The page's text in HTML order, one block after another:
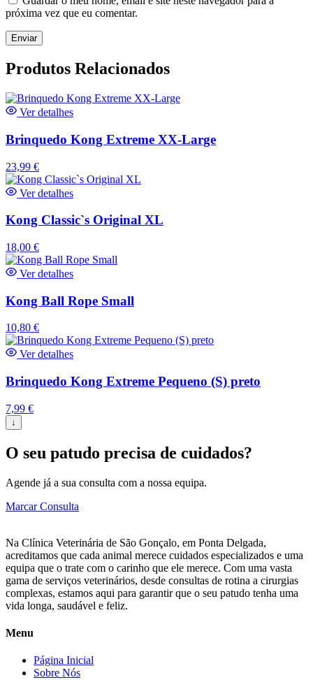
próxima vez que eu comentar.
Produtos Relacionados
Ver detalhes
Brinquedo Kong Extreme XX-Large
23,99 €
Ver detalhes
Kong Classic`s Original XL
18,00 €
Ver detalhes
Kong Ball Rope Small
10,80 €
Ver detalhes
Brinquedo Kong Extreme Pequeno (S) preto
7,99 €
↓
O seu patudo precisa de cuidados?
Agende já a sua consulta com a nossa equipa.
Marcar Consulta
Na Clínica Veterinária de São Gonçalo, em Ponta Delgada,
acreditamos que cada animal merece cuidados especializados e uma
equipa que o trate com o carinho que ele merece. Com uma vasta
gama de serviços veterinários, desde consultas de rotina a cirurgias
complexas, estamos aqui para garantir que o seu patudo tenha uma
vida longa, saudável e feliz.
Menu
Página Inicial
Sobre Nós